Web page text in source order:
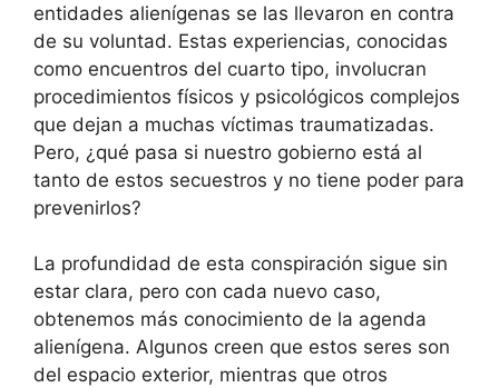
entidades alienígenas se las llevaron en contra
de su voluntad. Estas experiencias, conocidas
como encuentros del cuarto tipo, involucran
procedimientos físicos y psicológicos complejos
que dejan a muchas víctimas traumatizadas.
Pero, ¿qué pasa si nuestro gobierno está al
tanto de estos secuestros y no tiene poder para
prevenirlos?
La profundidad de esta conspiración sigue sin
estar clara, pero con cada nuevo caso,
obtenemos más conocimiento de la agenda
alienígena. Algunos creen que estos seres son
del espacio exterior, mientras que otros